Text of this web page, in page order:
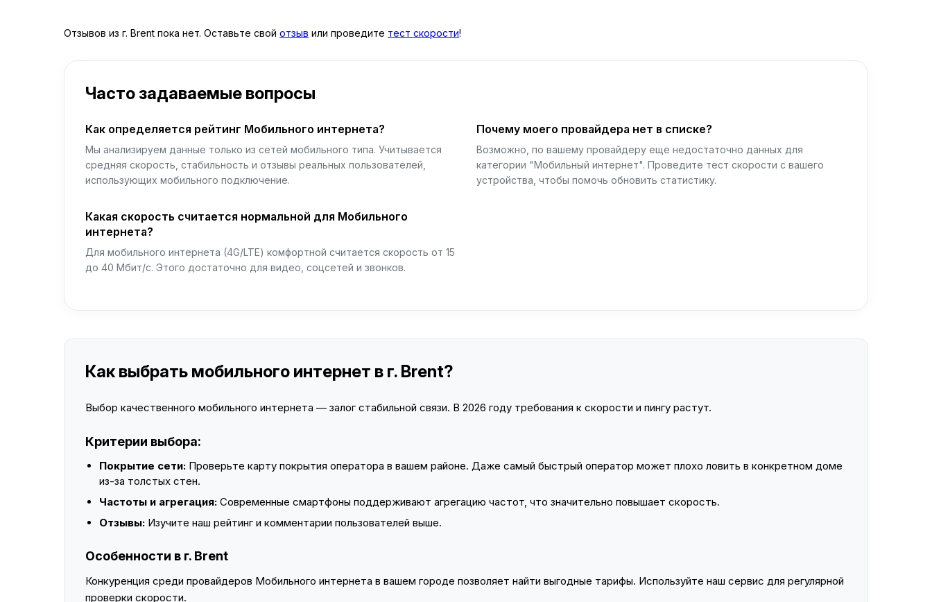
Отзывов из г. Brent пока нет. Оставьте свой отзыв или проведите тест скорости!
Часто задаваемые вопросы
Как определяется рейтинг Мобильного интернета?
Мы анализируем данные только из сетей мобильного типа. Учитывается
средняя скорость, стабильность и отзывы реальных пользователей,
использующих мобильного подключение.
Почему моего провайдера нет в списке?
Возможно, по вашему провайдеру еще недостаточно данных для
категории "Мобильный интернет". Проведите тест скорости с вашего
устройства, чтобы помочь обновить статистику.
Какая скорость считается нормальной для Мобильного
интернета?
Для мобильного интернета (4G/LTE) комфортной считается скорость от 15
до 40 Мбит/с. Этого достаточно для видео, соцсетей и звонков.
Как выбрать мобильного интернет в г. Brent?
Выбор качественного мобильного интернета — залог стабильной связи. В 2026 году требования к скорости и пингу растут.
Критерии выбора:
Покрытие сети: Проверьте карту покрытия оператора в вашем районе. Даже самый быстрый оператор может плохо ловить в конкретном доме
из-за толстых стен.
Частоты и агрегация: Современные смартфоны поддерживают агрегацию частот, что значительно повышает скорость.
Отзывы: Изучите наш рейтинг и комментарии пользователей выше.
Особенности в г. Brent
Конкуренция среди провайдеров Мобильного интернета в вашем городе позволяет найти выгодные тарифы. Используйте наш сервис для регулярной
проверки скорости.